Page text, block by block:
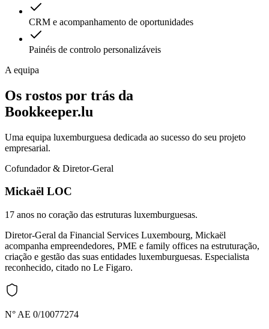
CRM e acompanhamento de oportunidades
Painéis de controlo personalizáveis
A equipa
Os rostos por trás da
Bookkeeper.lu
Uma equipa luxemburguesa dedicada ao sucesso do seu projeto
empresarial.
Cofundador & Diretor-Geral
Mickaël LOC
17 anos no coração das estruturas luxemburguesas.
Diretor-Geral da Financial Services Luxembourg, Mickaël
acompanha empreendedores, PME e family offices na estruturação,
criação e gestão das suas entidades luxemburguesas. Especialista
reconhecido, citado no Le Figaro.
N° AE 0/10077274